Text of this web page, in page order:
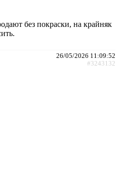
без покраски, на крайняк
26/05/2026 11:09:52
#3243132